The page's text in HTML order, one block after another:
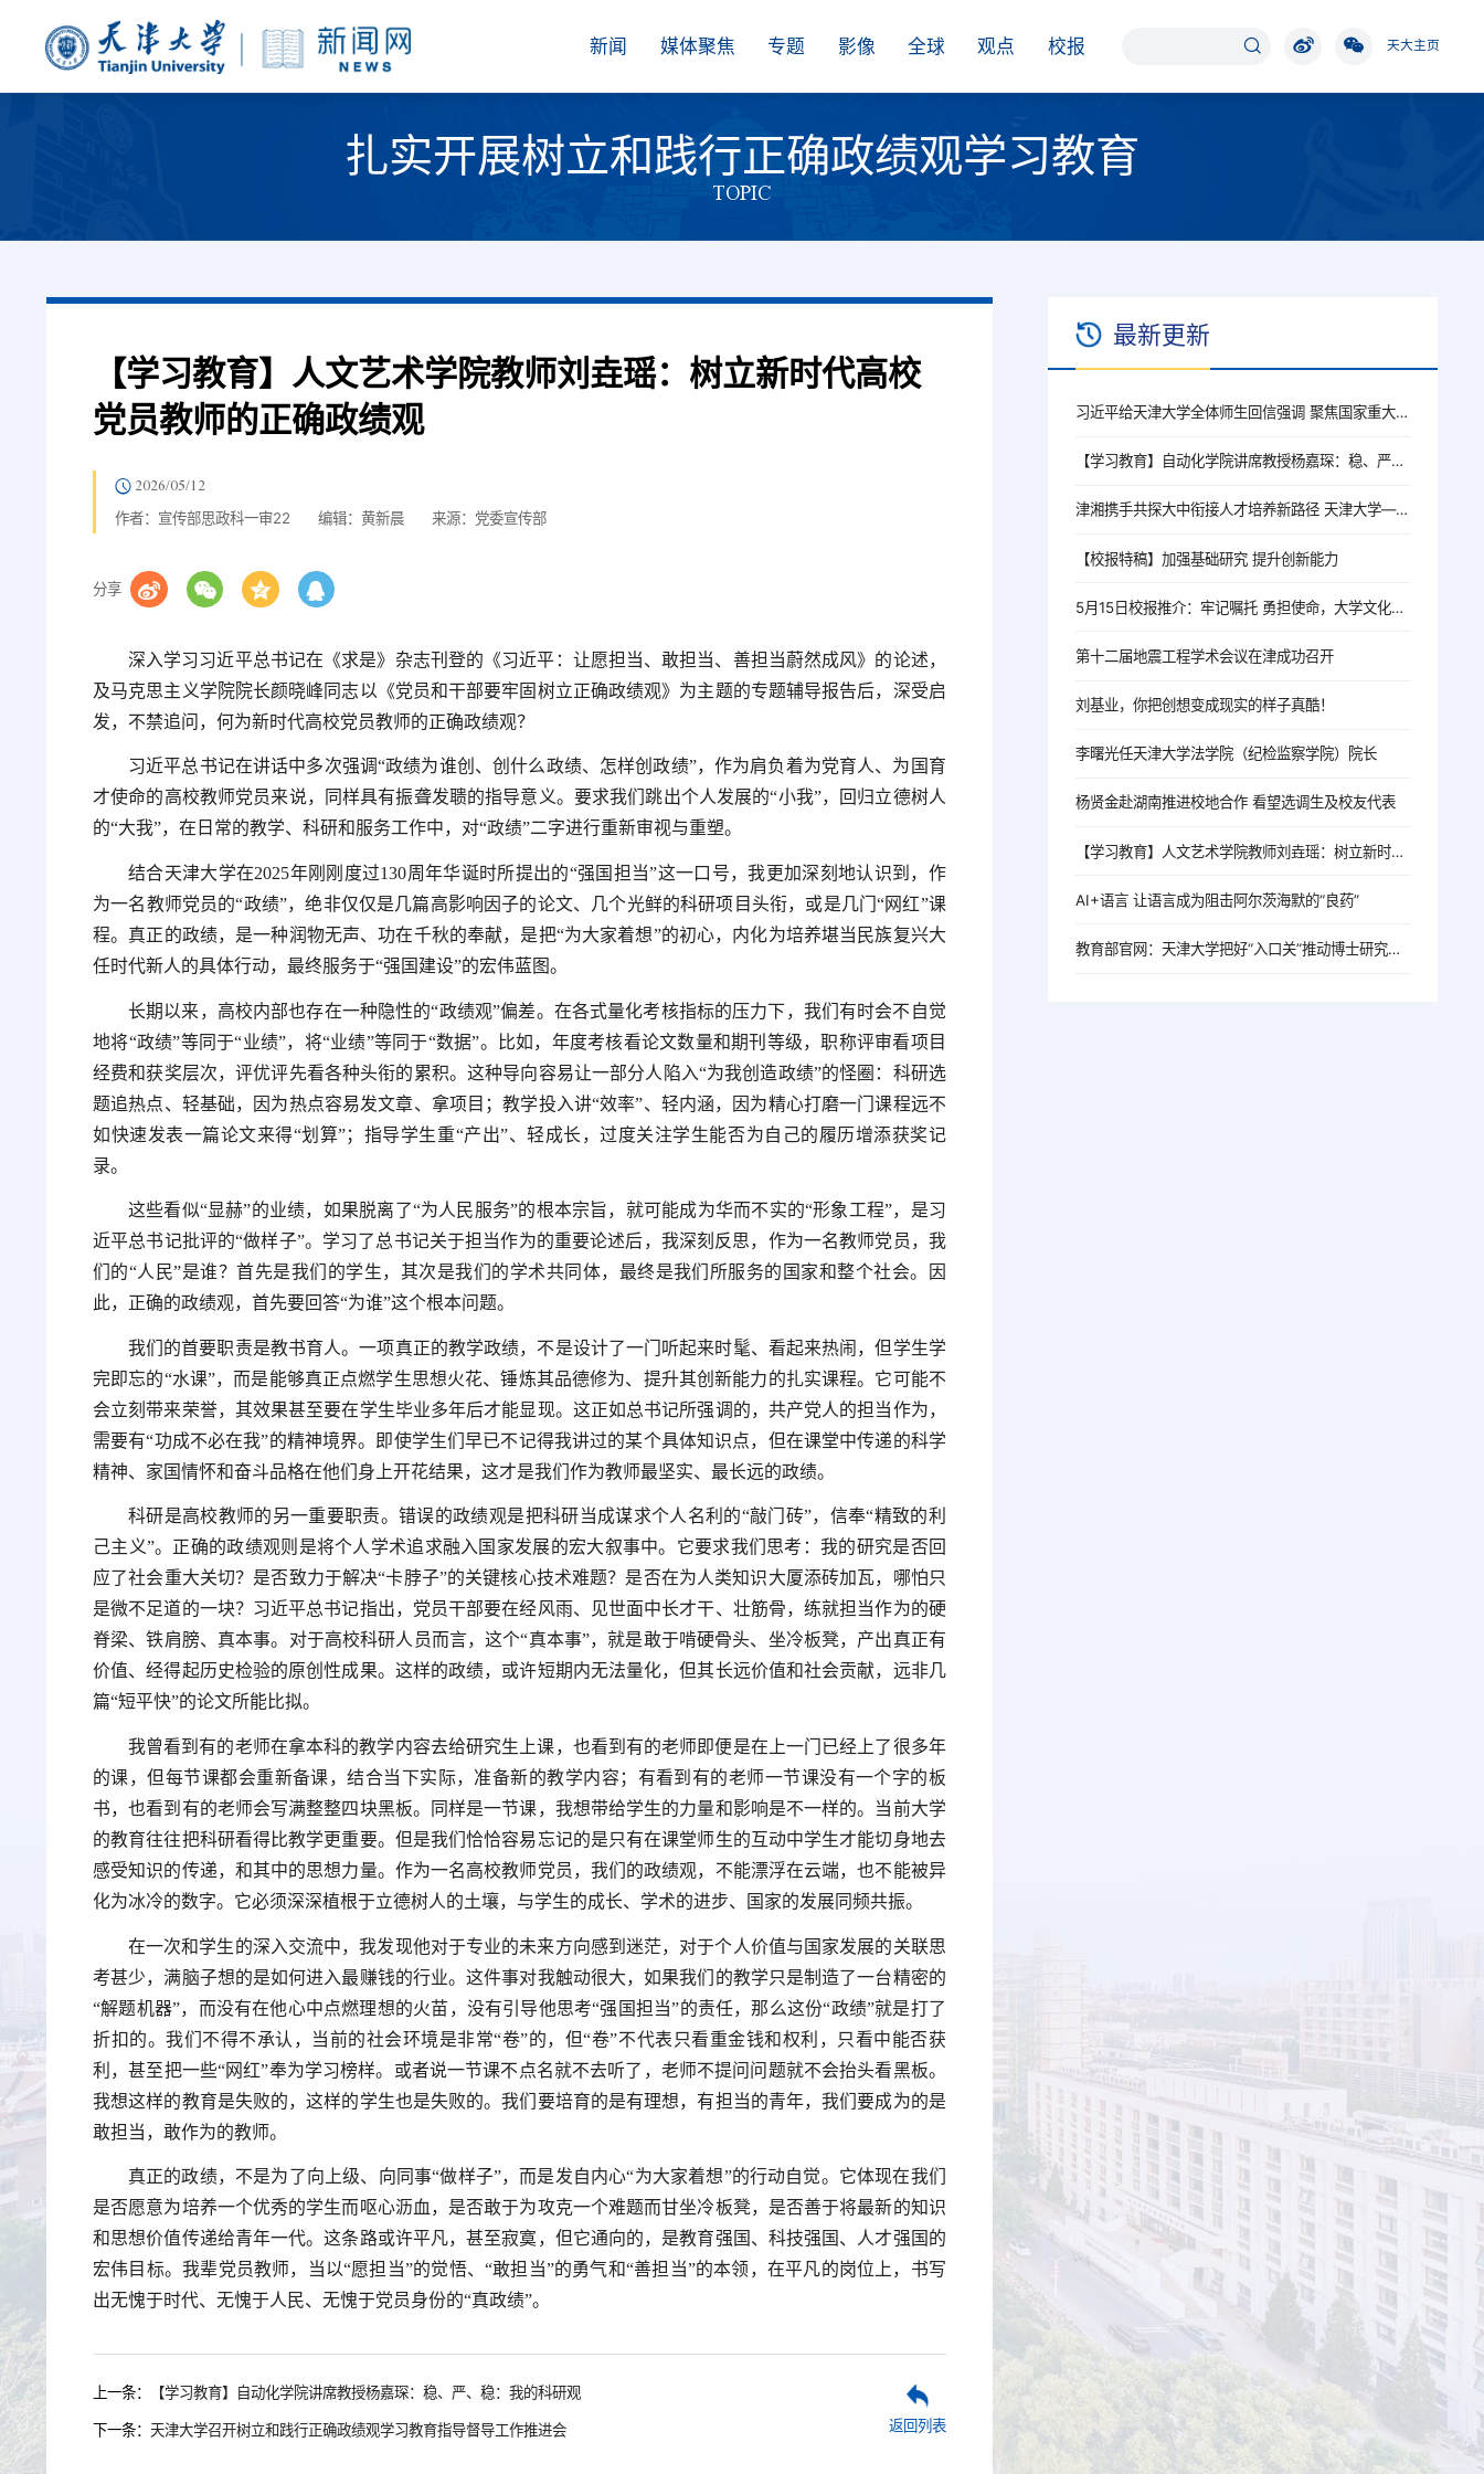
新闻 媒体聚焦 专题 影像 全球 观点 校报 天大主页
扎实开展树立和践行正确政绩观学习教育
TOPIC
【学习教育】人文艺术学院教师刘垚瑶：树立新时代高校
党员教师的正确政绩观
2026/05/12
作者：宣传部思政科一审22 编辑：黄新晨 来源：党委宣传部
分享
深入学习习近平总书记在《求是》杂志刊登的《习近平：让愿担当、敢担当、善担当蔚然成风》的论述，
及马克思主义学院院长颜晓峰同志以《党员和干部要牢固树立正确政绩观》为主题的专题辅导报告后，深受启
发，不禁追问，何为新时代高校党员教师的正确政绩观？
习近平总书记在讲话中多次强调“政绩为谁创、创什么政绩、怎样创政绩”，作为肩负着为党育人、为国育
才使命的高校教师党员来说，同样具有振聋发聩的指导意义。要求我们跳出个人发展的“小我”，回归立德树人
的“大我”，在日常的教学、科研和服务工作中，对“政绩”二字进行重新审视与重塑。
结合天津大学在2025年刚刚度过130周年华诞时所提出的“强国担当”这一口号，我更加深刻地认识到，作
为一名教师党员的“政绩”，绝非仅仅是几篇高影响因子的论文、几个光鲜的科研项目头衔，或是几门“网红”课
程。真正的政绩，是一种润物无声、功在千秋的奉献，是把“为大家着想”的初心，内化为培养堪当民族复兴大
任时代新人的具体行动，最终服务于“强国建设”的宏伟蓝图。
长期以来，高校内部也存在一种隐性的“政绩观”偏差。在各式量化考核指标的压力下，我们有时会不自觉
地将“政绩”等同于“业绩”，将“业绩”等同于“数据”。比如，年度考核看论文数量和期刊等级，职称评审看项目
经费和获奖层次，评优评先看各种头衔的累积。这种导向容易让一部分人陷入“为我创造政绩”的怪圈：科研选
题追热点、轻基础，因为热点容易发文章、拿项目；教学投入讲“效率”、轻内涵，因为精心打磨一门课程远不
如快速发表一篇论文来得“划算”；指导学生重“产出”、轻成长，过度关注学生能否为自己的履历增添获奖记
录。
这些看似“显赫”的业绩，如果脱离了“为人民服务”的根本宗旨，就可能成为华而不实的“形象工程”，是习
近平总书记批评的“做样子”。学习了总书记关于担当作为的重要论述后，我深刻反思，作为一名教师党员，我
们的“人民”是谁？首先是我们的学生，其次是我们的学术共同体，最终是我们所服务的国家和整个社会。因
此，正确的政绩观，首先要回答“为谁”这个根本问题。
我们的首要职责是教书育人。一项真正的教学政绩，不是设计了一门听起来时髦、看起来热闹，但学生学
完即忘的“水课”，而是能够真正点燃学生思想火花、锤炼其品德修为、提升其创新能力的扎实课程。它可能不
会立刻带来荣誉，其效果甚至要在学生毕业多年后才能显现。这正如总书记所强调的，共产党人的担当作为，
需要有“功成不必在我”的精神境界。即使学生们早已不记得我讲过的某个具体知识点，但在课堂中传递的科学
精神、家国情怀和奋斗品格在他们身上开花结果，这才是我们作为教师最坚实、最长远的政绩。
科研是高校教师的另一重要职责。错误的政绩观是把科研当成谋求个人名利的“敲门砖”，信奉“精致的利
己主义”。正确的政绩观则是将个人学术追求融入国家发展的宏大叙事中。它要求我们思考：我的研究是否回
应了社会重大关切？是否致力于解决“卡脖子”的关键核心技术难题？是否在为人类知识大厦添砖加瓦，哪怕只
是微不足道的一块？习近平总书记指出，党员干部要在经风雨、见世面中长才干、壮筋骨，练就担当作为的硬
脊梁、铁肩膀、真本事。对于高校科研人员而言，这个“真本事”，就是敢于啃硬骨头、坐冷板凳，产出真正有
价值、经得起历史检验的原创性成果。这样的政绩，或许短期内无法量化，但其长远价值和社会贡献，远非几
篇“短平快”的论文所能比拟。
我曾看到有的老师在拿本科的教学内容去给研究生上课，也看到有的老师即便是在上一门已经上了很多年
的课，但每节课都会重新备课，结合当下实际，准备新的教学内容；有看到有的老师一节课没有一个字的板
书，也看到有的老师会写满整整四块黑板。同样是一节课，我想带给学生的力量和影响是不一样的。当前大学
的教育往往把科研看得比教学更重要。但是我们恰恰容易忘记的是只有在课堂师生的互动中学生才能切身地去
感受知识的传递，和其中的思想力量。作为一名高校教师党员，我们的政绩观，不能漂浮在云端，也不能被异
化为冰冷的数字。它必须深深植根于立德树人的土壤，与学生的成长、学术的进步、国家的发展同频共振。
在一次和学生的深入交流中，我发现他对于专业的未来方向感到迷茫，对于个人价值与国家发展的关联思
考甚少，满脑子想的是如何进入最赚钱的行业。这件事对我触动很大，如果我们的教学只是制造了一台精密的
“解题机器”，而没有在他心中点燃理想的火苗，没有引导他思考“强国担当”的责任，那么这份“政绩”就是打了
折扣的。我们不得不承认，当前的社会环境是非常“卷”的，但“卷”不代表只看重金钱和权利，只看中能否获
利，甚至把一些“网红”奉为学习榜样。或者说一节课不点名就不去听了，老师不提问问题就不会抬头看黑板。
我想这样的教育是失败的，这样的学生也是失败的。我们要培育的是有理想，有担当的青年，我们要成为的是
敢担当，敢作为的教师。
真正的政绩，不是为了向上级、向同事“做样子”，而是发自内心“为大家着想”的行动自觉。它体现在我们
是否愿意为培养一个优秀的学生而呕心沥血，是否敢于为攻克一个难题而甘坐冷板凳，是否善于将最新的知识
和思想价值传递给青年一代。这条路或许平凡，甚至寂寞，但它通向的，是教育强国、科技强国、人才强国的
宏伟目标。我辈党员教师，当以“愿担当”的觉悟、“敢担当”的勇气和“善担当”的本领，在平凡的岗位上，书写
出无愧于时代、无愧于人民、无愧于党员身份的“真政绩”。
上一条： 【学习教育】自动化学院讲席教授杨嘉琛：稳、严、稳：我的科研观
下一条： 天津大学召开树立和践行正确政绩观学习教育指导督导工作推进会 返回列表
最新更新
习近平给天津大学全体师生回信强调 聚焦国家重大战略需求提高人才培养质量 更好服务经济社会发展
【学习教育】自动化学院讲席教授杨嘉琛：稳、严、稳：我的科研观
津湘携手共探大中衔接人才培养新路径 天津大学—湖南知名中学创新人才培养研讨会在长沙成功举行
【校报特稿】加强基础研究 提升创新能力
5月15日校报推介：牢记嘱托 勇担使命，大学文化，主题教育
第十二届地震工程学术会议在津成功召开
刘基业，你把创想变成现实的样子真酷！
李曙光任天津大学法学院（纪检监察学院）院长
杨贤金赴湖南推进校地合作 看望选调生及校友代表
【学习教育】人文艺术学院教师刘垚瑶：树立新时代高校党员教师的正确政绩观
AI+语言 让语言成为阻击阿尔茨海默的“良药”
教育部官网：天津大学把好“入口关”推动博士研究生招生提质增效